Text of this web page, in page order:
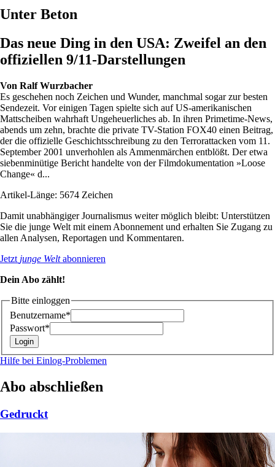
Unter Beton
Das neue Ding in den USA: Zweifel an den
offiziellen 9/11-Darstellungen
Von Ralf Wurzbacher
Es geschehen noch Zeichen und Wunder, manchmal sogar zur besten
Sendezeit. Vor einigen Tagen spielte sich auf US-amerikanischen
Mattscheiben wahrhaft Ungeheuerliches ab. In ihren Primetime-News,
abends um zehn, brachte die private TV-Station FOX40 einen Beitrag,
der die offizielle Geschichtsschreibung zu den Terrorattacken vom 11.
September 2001 unverhohlen als Ammenmärchen entblößt. Der etwa
siebenminütige Bericht handelte von der Filmdokumentation »Loose
Change« d...
Artikel-Länge: 5674 Zeichen
Damit unabhängiger Journalismus weiter möglich bleibt: Unterstützen
Sie die junge Welt mit einem Abonnement und erhalten Sie Zugang zu
allen Analysen, Reportagen und Kommentaren.
Jetzt junge Weltabonnieren
Dein Abo zählt!
Bitte einloggen
Benutzername*
Passwort*
Hilfe bei Einlog-Problemen
Abo abschließen
Gedruckt